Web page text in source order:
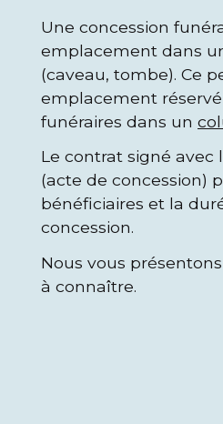
Une concession
emplacement dans
(caveau, tombe). Ce
emplacement
funéraires dans un
Le contrat signé avec
(acte de concession)
bénéficiaires et la
concession.
Nous vous
à connaître.